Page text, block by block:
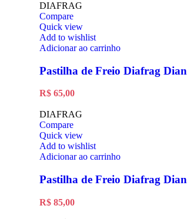
DIAFRAG
Compare
Quick view
Add to wishlist
Adicionar ao carrinho
Pastilha de Freio Diafrag
R$65,00
DIAFRAG
Compare
Quick view
Add to wishlist
Adicionar ao carrinho
Pastilha de Freio Diafrag
R$85,00